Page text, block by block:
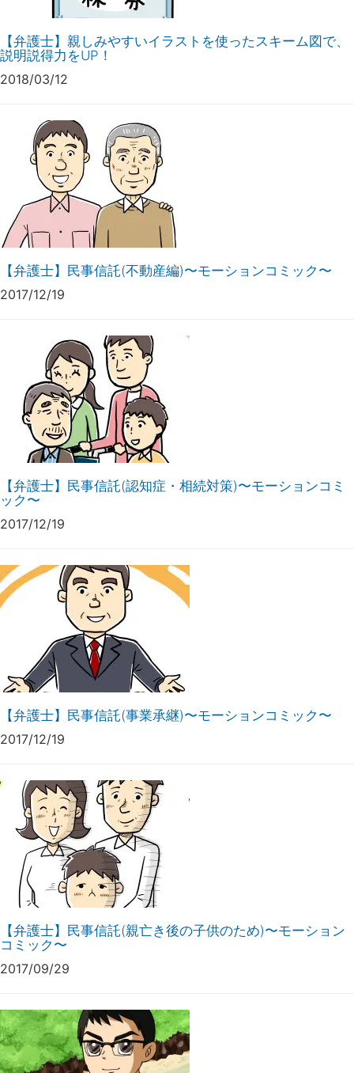
【弁護士】親しみやすいイラストを使ったスキーム図で、
説明説得力をUP！
2018/03/12
【弁護士】民事信託(不動産編)〜モーションコミック〜
2017/12/19
【弁護士】民事信託(認知症・相続対策)〜モーションコミ
ック〜
2017/12/19
【弁護士】民事信託(事業承継)〜モーションコミック〜
2017/12/19
【弁護士】民事信託(親亡き後の子供のため)〜モーション
コミック〜
2017/09/29